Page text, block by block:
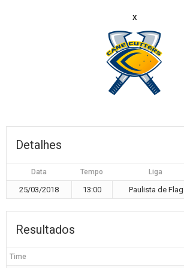
x
Detalhes
Data Tempo Liga
25/03/2018 13:00 Paulista de Flag
Resultados
Time